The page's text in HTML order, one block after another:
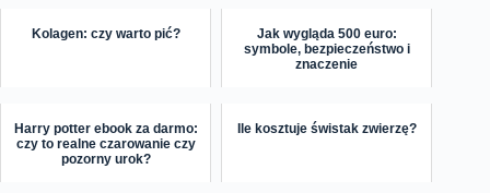
Kolagen: czy warto pić?
Jak wygląda 500 euro:
symbole, bezpieczeństwo i
znaczenie
Harry potter ebook za darmo:
czy to realne czarowanie czy
pozorny urok?
Ile kosztuje świstak zwierzę?